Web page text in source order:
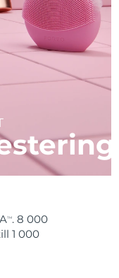
TM . 8 000
1 000